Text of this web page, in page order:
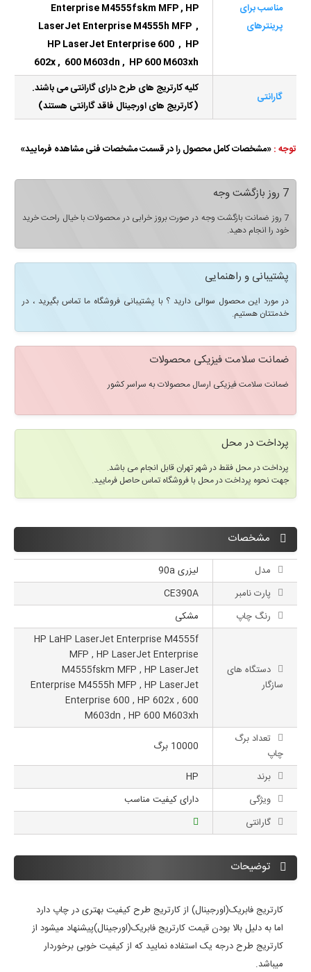
مناسب برای
پرینترهای
Enterprise M4555fskm MFP , HP
LaserJet Enterprise M4555h MFP ,
HP LaserJet Enterprise 600 , HP
602x , 600 M603dn , HP 600 M603xh
گارانتی
کلیه کارتریج های طرح دارای گارانتی می باشند.
(کارتریج های اورجینال فاقد گارانتی هستند)
توجه :«مشخصات کامل محصول را در قسمت مشخصات فنی مشاهده فرمایید»
7 روز بازگشت وجه
7 روز ضمانت بازگشت وجه در صورت بروز خرابی در محصولات با خیال راحت خرید
خود را انجام دهید.
پشتیبانی و راهنمایی
در مورد این محصول سوالی دارید ؟ با پشتیبانی فروشگاه ما تماس بگیرید ، در
خدمتتان هستیم.
ضمانت سلامت فیزیکی محصولات
ضمانت سلامت فیزیکی ارسال محصولات به سراسر کشور
پرداخت در محل
پرداخت در محل فقط در شهر تهران قابل انجام می باشد.
جهت نحوه پرداخت در محل با فروشگاه تماس حاصل فرمایید.
مشخصات
مدل
لیزری 90a
پارت نامبر
CE390A
رنگ چاپ
مشکی
دستگاه های
سازگار
HP LaHP LaserJet Enterprise M4555f
MFP , HP LaserJet Enterprise
M4555fskm MFP , HP LaserJet
Enterprise M4555h MFP , HP LaserJet
Enterprise 600 , HP 602x , 600
M603dn , HP 600 M603xh
تعداد برگ
چاپ
10000 برگ
برند
HP
ویژگی
دارای کیفیت مناسب
گارانتی
توضیحات
کارتریج فابریک(اورجینال) از کارتریج طرح کیفیت بهتری در چاپ دارد
اما به دلیل بالا بودن قیمت کارتریج فابریک(اورجینال)پیشنهاد میشود از
کارتریج طرح درجه یک استفاده نمایید که از کیفیت خوبی برخوردار
میباشد.